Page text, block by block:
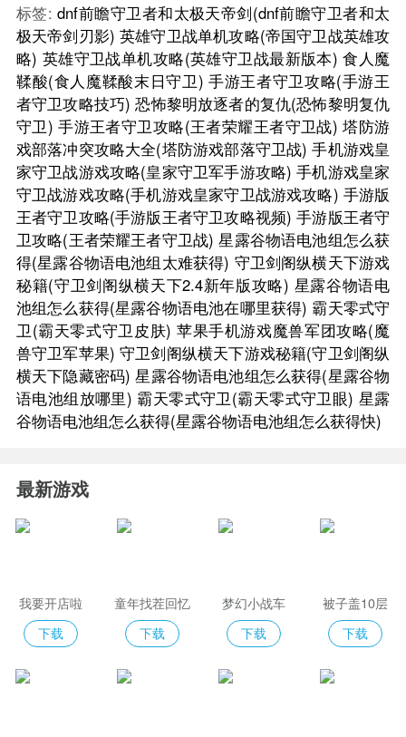
标签: dnf前瞻守卫者和太极天帝剑(dnf前瞻守卫者和太
极天帝剑刃影) 英雄守卫战单机攻略(帝国守卫战英雄攻
略) 英雄守卫战单机攻略(英雄守卫战最新版本) 食人魔
鞣酸(食人魔鞣酸末日守卫) 手游王者守卫攻略(手游王
者守卫攻略技巧) 恐怖黎明放逐者的复仇(恐怖黎明复仇
守卫) 手游王者守卫攻略(王者荣耀王者守卫战) 塔防游
戏部落冲突攻略大全(塔防游戏部落守卫战) 手机游戏皇
家守卫战游戏攻略(皇家守卫军手游攻略) 手机游戏皇家
守卫战游戏攻略(手机游戏皇家守卫战游戏攻略) 手游版
王者守卫攻略(手游版王者守卫攻略视频) 手游版王者守
卫攻略(王者荣耀王者守卫战) 星露谷物语电池组怎么获
得(星露谷物语电池组太难获得) 守卫剑阁纵横天下游戏
秘籍(守卫剑阁纵横天下2.4新年版攻略) 星露谷物语电
池组怎么获得(星露谷物语电池在哪里获得) 霸天零式守
卫(霸天零式守卫皮肤) 苹果手机游戏魔兽军团攻略(魔
兽守卫军苹果) 守卫剑阁纵横天下游戏秘籍(守卫剑阁纵
横天下隐藏密码) 星露谷物语电池组怎么获得(星露谷物
语电池组放哪里) 霸天零式守卫(霸天零式守卫眼) 星露
谷物语电池组怎么获得(星露谷物语电池组怎么获得快)
最新游戏
我要开店啦
下载
童年找茬回忆
下载
梦幻小战车
下载
被子盖10层
下载